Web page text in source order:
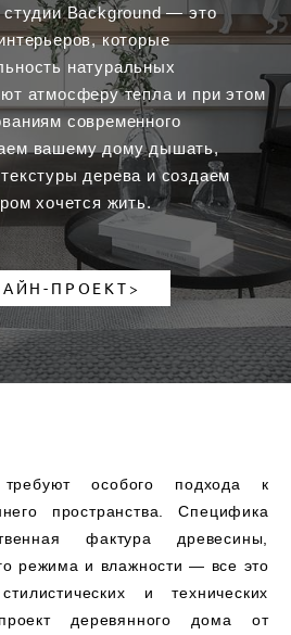
студии Background — это
которые
натуральных
атмосферу тепла и при этом
современного
вашему дому дышать,
дерева и создаем
хочется жить.
ПРОЕКТ>
особого подхода к
пространства. Специфика
фактура древесины,
режима и влажности — все это
и технических
деревянного дома от